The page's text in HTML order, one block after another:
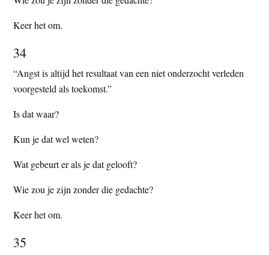
Keer het om.
34
“Angst is altijd het resultaat van een niet onderzocht verleden
voorgesteld als toekomst.”
Is dat waar?
Kun je dat wel weten?
Wat gebeurt er als je dat gelooft?
Wie zou je zijn zonder die gedachte?
Keer het om.
35